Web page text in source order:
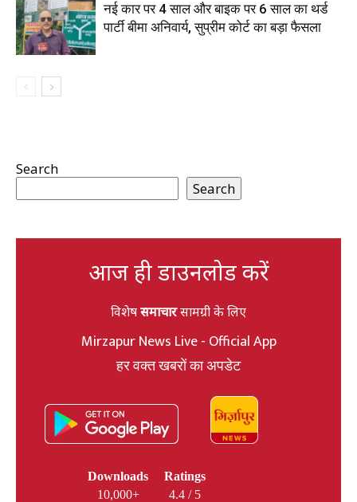
नई कार पर 4 साल और बाइक पर 6 साल का थर्ड
पार्टी बीमा अनिवार्य, सुप्रीम कोर्ट का बड़ा फैसला
Search
Search
आज ही डाउनलोड करें
विशेषसमाचारसामग्री के लिए
Mirzapur News Live - Official App
हर वक्त खबरों का अपडेट
Downloads
10,000+
Ratings
4.4 / 5